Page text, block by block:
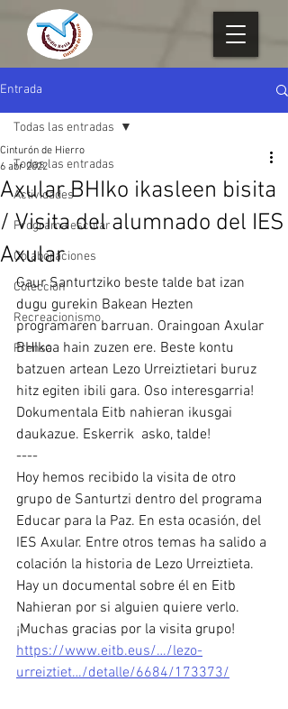
Entrada
Todas las entradas
Actividades
Programa escolar
Colaboraciones
Colección
Recreacionismo
Prensa
Todas las entradas
Axular BHIko ikasleen bisita
/ Visita del alumnado del IES
Axular
Cinturón de Hierro
6 abr 2022
Gaur Santurtziko beste talde bat izan
dugu gurekin Bakean Hezten
programaren barruan. Oraingoan Axular
BHIkoa hain zuzen ere. Beste kontu
batzuen artean Lezo Urreiztietari buruz
hitz egiten ibili gara. Oso interesgarria!
Dokumentala Eitb nahieran ikusgai
daukazue. Eskerrik  asko, talde!
----
Hoy hemos recibido la visita de otro
grupo de Santurtzi dentro del programa
Educar para la Paz. En esta ocasión, del
IES Axular. Entre otros temas ha salido a
colación la historia de Lezo Urreiztieta.
Hay un documental sobre él en Eitb
Nahieran por si alguien quiere verlo.
¡Muchas gracias por la visita grupo!
https://www.eitb.eus/…/lezo-
urreiztiet…/detalle/6684/173373/